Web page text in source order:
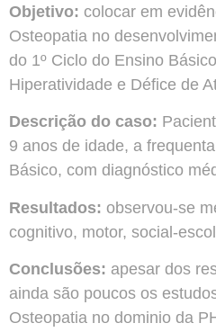
Objetivo: colocar em
Osteopatia no
do 1º Ciclo do Ensino
Hiperatividade e Défice de
Descrição do caso:
9 anos de idade, a
Básico, com diagnóstico
Resultados: observou-se
cognitivo, motor, social-
Conclusões: apesar dos
ainda são poucos os
Osteopatia no dominio da